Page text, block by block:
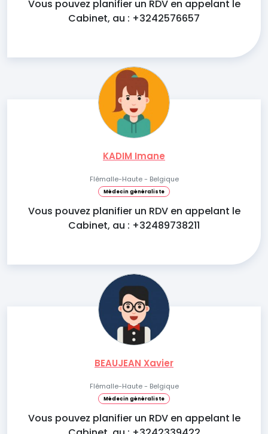
Vous pouvez planifier un RDV en appelant le
Cabinet, au : +3242576657
KADIM Imane
Flémalle-Haute - Belgique
Médecin généraliste
Vous pouvez planifier un RDV en appelant le
Cabinet, au : +32489738211
BEAUJEAN Xavier
Flémalle-Haute - Belgique
Médecin généraliste
Vous pouvez planifier un RDV en appelant le